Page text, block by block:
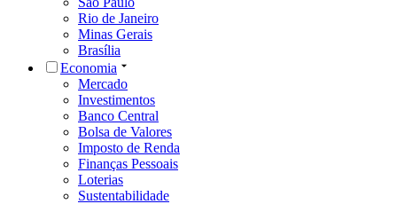
Rio de Janeiro
Minas Gerais
Brasília
Economia
Mercado
Investimentos
Banco Central
Bolsa de Valores
Imposto de Renda
Finanças Pessoais
Loterias
Sustentabilidade